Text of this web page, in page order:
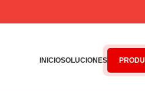
INICIOSOLUCIONES